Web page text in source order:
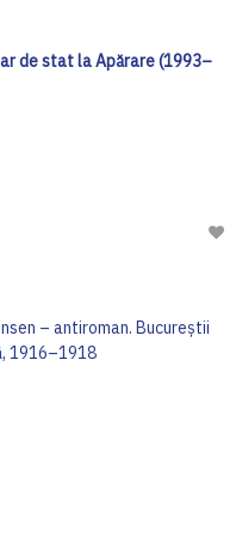
de stat la Apărare (1993–